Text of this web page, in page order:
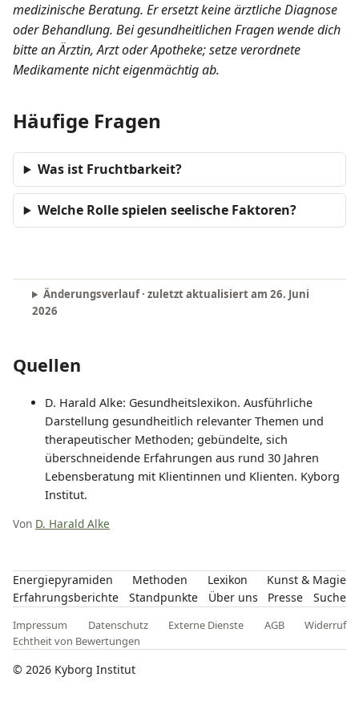
medizinische Beratung. Er ersetzt keine ärztliche Diagnose
oder Behandlung. Bei gesundheitlichen Fragen wende dich
bitte an Ärztin, Arzt oder Apotheke; setze verordnete
Medikamente nicht eigenmächtig ab.
Häufige Fragen
Was ist Fruchtbarkeit?
Welche Rolle spielen seelische Faktoren?
Änderungsverlauf · zuletzt aktualisiert am 26. Juni
2026
Quellen
D. Harald Alke: Gesundheitslexikon. Ausführliche
Darstellung gesundheitlich relevanter Themen und
therapeutischer Methoden; gebündelte, sich
überschneidende Erfahrungen aus rund 30 Jahren
Lebensberatung mit Klientinnen und Klienten. Kyborg
Institut.
Von D. Harald Alke
Energiepyramiden Methoden Lexikon
Kunst & Magie
Erfahrungsberichte
Standpunkte Über uns Presse Suche
Impressum Datenschutz Externe Dienste AGB
Widerruf
Echtheit von Bewertungen
© 2026 Kyborg Institut